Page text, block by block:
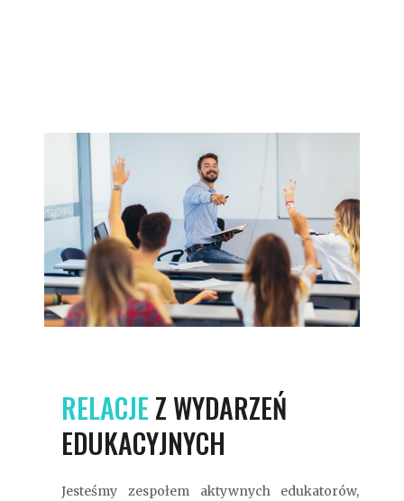
RELACJE Z WYDARZEŃ
EDUKACYJNYCH
Jesteśmy zespołem aktywnych edukatorów,